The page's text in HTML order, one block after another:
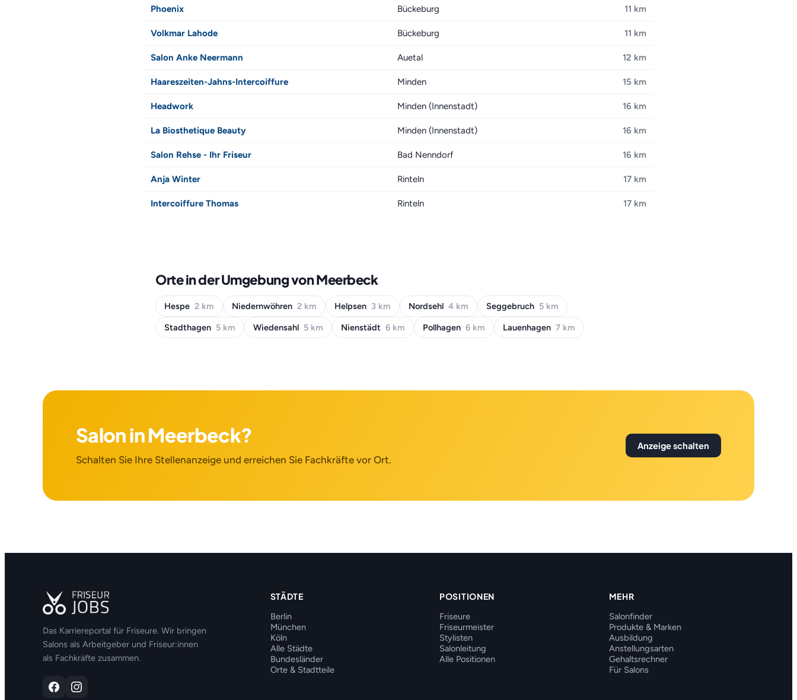
Phoenix Bückeburg 11 km
Volkmar Lahode Bückeburg 11 km
Salon Anke Neermann Auetal 12 km
Haareszeiten-Jahns-Intercoiffure Minden 15 km
Headwork Minden (Innenstadt) 16 km
La Biosthetique Beauty Minden (Innenstadt) 16 km
Salon Rehse - Ihr Friseur Bad Nenndorf 16 km
Anja Winter Rinteln 17 km
Intercoiffure Thomas Rinteln 17 km
Orte in der Umgebung von Meerbeck
Hespe 2 km Niedernwöhren 2 km Helpsen 3 km Nordsehl 4 km Seggebruch 5 km
Stadthagen 5 km Wiedensahl 5 km Nienstädt 6 km Pollhagen 6 km Lauenhagen 7 km
Salon in Meerbeck?
Schalten Sie Ihre Stellenanzeige und erreichen Sie Fachkräfte vor Ort.
Anzeige schalten
Das Karriereportal für Friseure. Wir bringen
Salons als Arbeitgeber und Friseur:innen
als Fachkräfte zusammen.
STÄDTE
Berlin
München
Köln
Alle Städte
Bundesländer
Orte & Stadtteile
POSITIONEN
Friseure
Friseurmeister
Stylisten
Salonleitung
Alle Positionen
MEHR
Salonfinder
Produkte & Marken
Ausbildung
Anstellungsarten
Gehaltsrechner
Für Salons